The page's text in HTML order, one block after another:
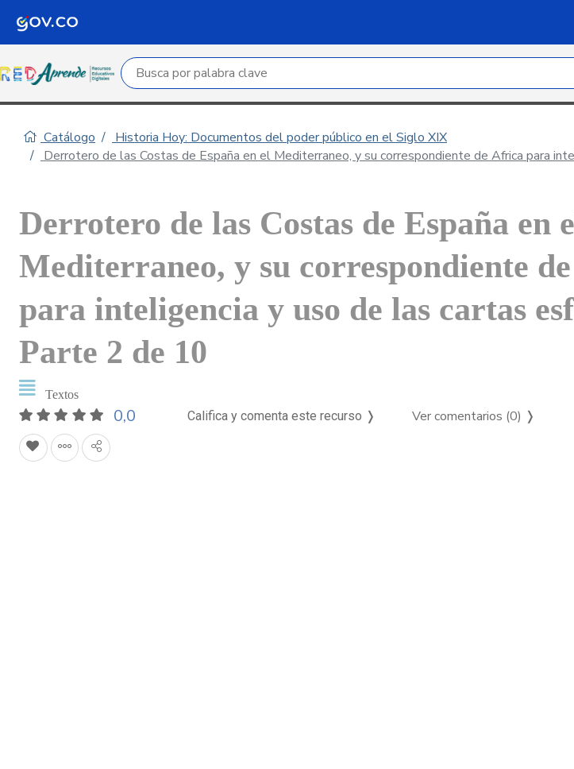
Campo de búsqueda por palabra clave
Catálogo
Historia Hoy: Documentos del poder público en el Siglo XIX
Derrotero de las Costas de España en el Mediterraneo, y su correspondiente de Africa para
Derrotero de las Costas de España en
Mediterraneo, y su correspondiente
para inteligencia y uso de las cartas
Parte 2 de 10
Textos
0,0 Califica y comenta este recurso ❭ Ver comentarios (0) ❭